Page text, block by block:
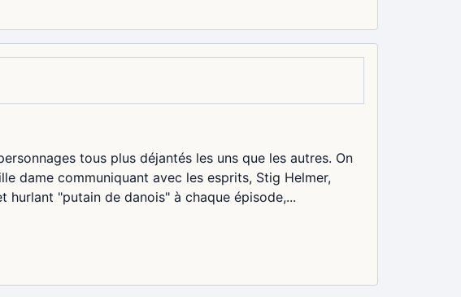
tous plus déjantés les uns que les autres. On
dame communiquant avec les esprits, Stig Helmer,
hurlant "putain de danois" à chaque épisode,...